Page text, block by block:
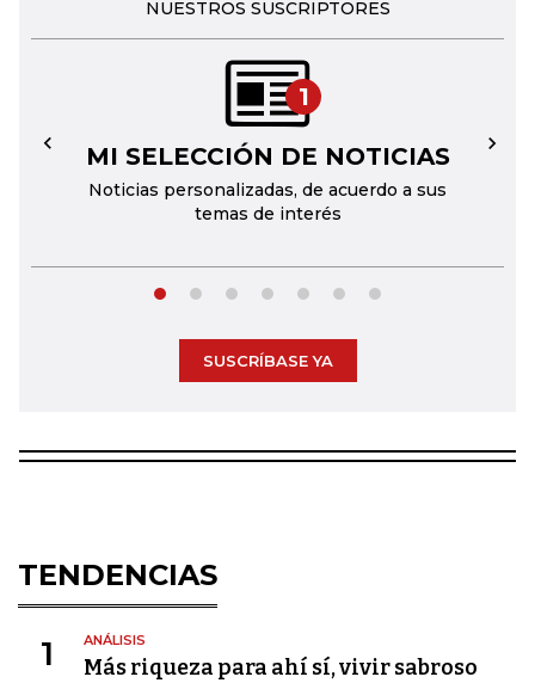
NUESTROS SUSCRIPTORES
1
MI SELECCIÓN DE NOTICIAS
Noticias personalizadas, de acuerdo a sus
temas de interés
← →
SUSCRÍBASE YA
TENDENCIAS
1 ANÁLISIS
Más riqueza para ahí sí, vivir sabroso